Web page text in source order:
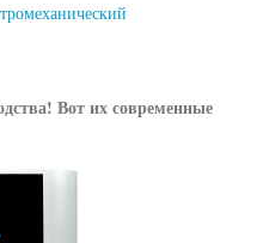
Вот их современные